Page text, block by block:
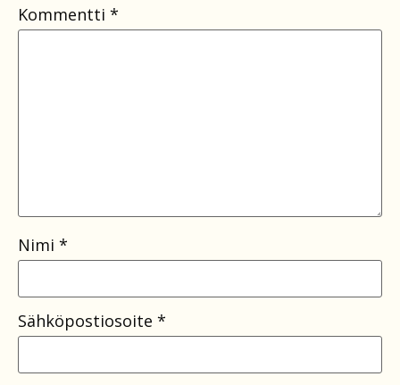
Kommentti *
Nimi *
Sähköpostiosoite *